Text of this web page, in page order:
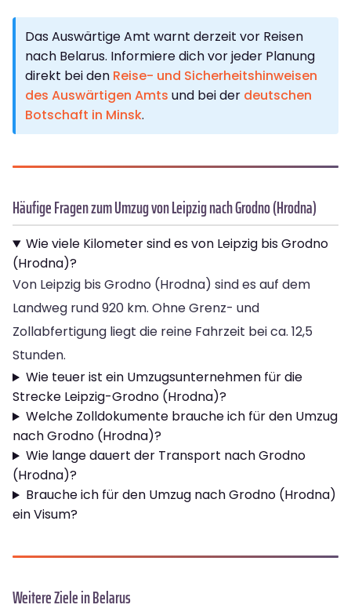
Das Auswärtige Amt warnt derzeit vor Reisen
nach Belarus. Informiere dich vor jeder Planung
direkt bei den Reise- und Sicherheitshinweisen
des Auswärtigen Amts und bei der deutschen
Botschaft in Minsk.
Häufige Fragen zum Umzug von Leipzig nach Grodno (Hrodna)
Wie viele Kilometer sind es von Leipzig bis Grodno
(Hrodna)?
Von Leipzig bis Grodno (Hrodna) sind es auf dem
Landweg rund 920 km. Ohne Grenz- und
Zollabfertigung liegt die reine Fahrzeit bei ca. 12,5
Stunden.
Wie teuer ist ein Umzugsunternehmen für die
Strecke Leipzig-Grodno (Hrodna)?
Welche Zolldokumente brauche ich für den Umzug
nach Grodno (Hrodna)?
Wie lange dauert der Transport nach Grodno
(Hrodna)?
Brauche ich für den Umzug nach Grodno (Hrodna)
ein Visum?
Weitere Ziele in Belarus